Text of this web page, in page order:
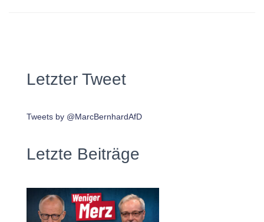
Letzter Tweet
Tweets by @MarcBernhardAfD
Letzte Beiträge